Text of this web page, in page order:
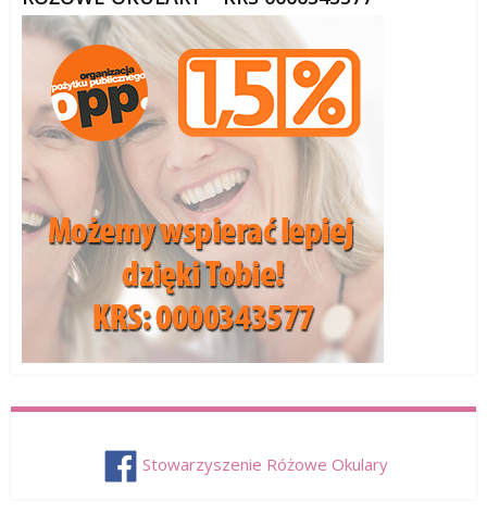
Stowarzyszenie Różowe Okulary